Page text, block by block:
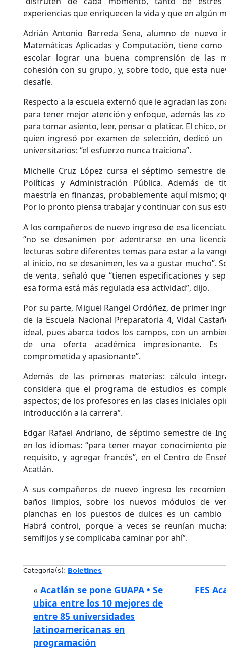
experiencias que enriquecen la vida y que en algún
Adrián Antonio Barreda Sena, alumno de nuevo
Matemáticas Aplicadas y Computación, tiene
escolar lograr una buena comprensión de las
cohesión con su grupo, y, sobre todo, que esta
desafíe.
Respecto a la escuela externó que le agradan las
para tener mejor atención y enfoque, además las
para tomar asiento, leer, pensar o platicar. El chico,
quien ingresó por examen de selección, dedicó
universitarios: “el esfuerzo nunca traiciona”.
Michelle Cruz López cursa el séptimo semestre
Políticas y Administración Pública. Además de
maestría en finanzas, probablemente aquí mismo;
Por lo pronto piensa trabajar y continuar con sus
A los compañeros de nuevo ingreso de esa
“no se desanimen por adentrarse en una
lecturas sobre diferentes temas para estar a la
al inicio, no se desanimen, les va a gustar mucho”.
de venta, señaló que “tienen especificaciones y
esa forma está más regulada esa actividad”, dijo.
Por su parte, Miguel Rangel Ordóñez, de primer
de la Escuela Nacional Preparatoria 4, Vidal
ideal, pues abarca todos los campos, con un
de una oferta académica impresionante. Es
comprometida y apasionante”.
Además de las primeras materias: cálculo
considera que el programa de estudios es
aspectos; de los profesores en las clases iniciales
introducción a la carrera”.
Edgar Rafael Andriano, de séptimo semestre de
en los idiomas: “para tener mayor conocimiento
requisito, y agregar francés”, en el Centro de
Acatlán.
A sus compañeros de nuevo ingreso les
baños limpios, sobre los nuevos módulos de
planchas en los puestos de dulces es un
Habrá control, porque a veces se reunían
semifijos y se complicaba caminar por ahí”.
Categoría(s): Boletines
« Acatlán se pone GUAPA • Se
ubica entre los 10 mejores de
entre 85 universidades
latinoamericanas en
programación
FES